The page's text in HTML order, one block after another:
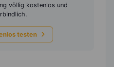
völlig kostenlos und
testen